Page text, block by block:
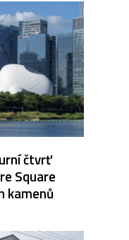
čtvrť
Square
kamenů